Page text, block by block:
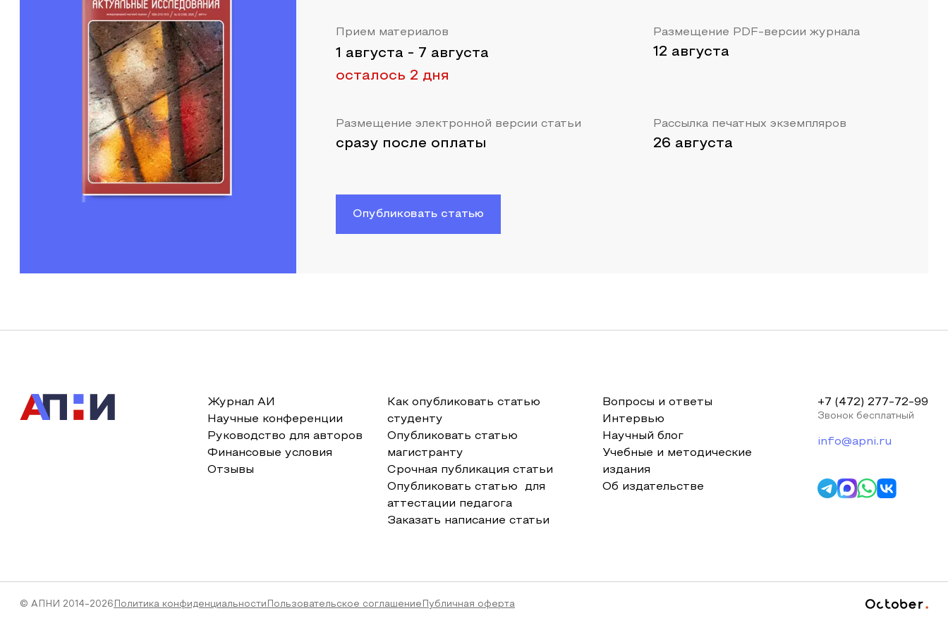
Прием материалов
1 августа - 7 августа
осталось 2 дня
Размещение PDF-версии журнала
12 августа
Размещение электронной версии статьи
сразу после оплаты
Рассылка печатных экземпляров
26 августа
Опубликовать статью
Журнал АИ
Научные конференции
Руководство для авторов
Финансовые условия
Отзывы
Как опубликовать статью
студенту
Опубликовать статью
магистранту
Срочная публикация статьи
Опубликовать статью для
аттестации педагога
Заказать написание статьи
Вопросы и ответы
Интервью
Научный блог
Учебные и методические
издания
Об издательстве
+7 (472) 277-72-99
Звонок бесплатный
info@apni.ru
© АПНИ 2014-2026 Политика конфиденциальности Пользовательское соглашение Публичная оферта